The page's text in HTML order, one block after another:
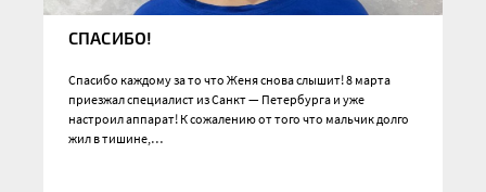
СПАСИБО!
Спасибо каждому за то что Женя снова слышит! 8 марта
приезжал специалист из Санкт — Петербурга и уже
настроил аппарат! К сожалению от того что мальчик долго
жил в тишине,…